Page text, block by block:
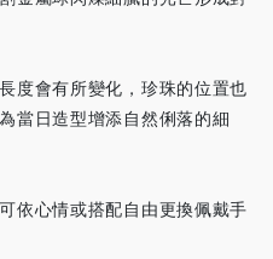
度會有所變化，珍珠的位置也
當日造型增添自然俐落的細
依心情或搭配自由更換佩戴手